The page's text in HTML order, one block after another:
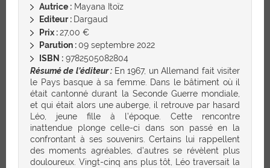
Autrice : Mayana Itoïz
Editeur : Dargaud
Prix :27,00 €
Parution :09 septembre 2022
ISBN : 9782505082804
Résumé de l’éditeur : En 1967, un Allemand fait visiter
le Pays basque à sa femme. Dans le bâtiment où il
était cantonné durant la Seconde Guerre mondiale,
et qui était alors une auberge, il retrouve par hasard
Léo, jeune fille à l’époque. Cette rencontre
inattendue plonge celle-ci dans son passé en la
confrontant à ses souvenirs. Certains lui rappellent
des moments agréables, d’autres se révèlent plus
douloureux. Vingt-cinq ans plus tôt, Léo traversait la